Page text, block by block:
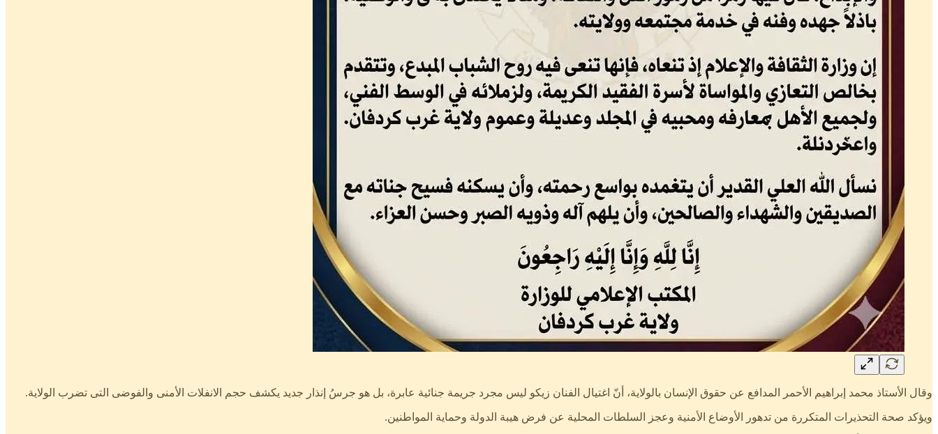
وقال الأستاذ محمد إبراهيم الأحمر المدافع عن حقوق الإنسان بالولاية، أنّ اغتيال الفنان زيكو ليس مجرد جريمة جنائية عابرة، بل هو جرسُ إنذار جديد يكشف حجم الانفلات الأمنى والفوضى التى تضرب الولاية.
ويؤكد صحة التحذيرات المتكررة من تدهور الأوضاع الأمنية وعجز السلطات المحلية عن فرض هيبة الدولة وحماية المواطنين.